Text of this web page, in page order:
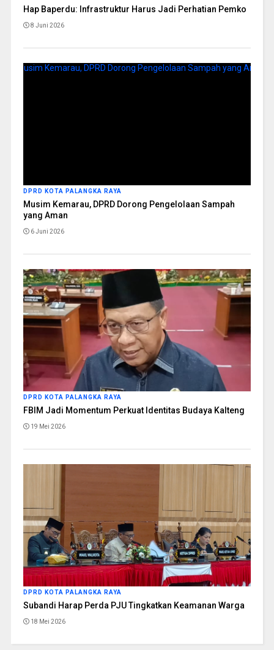
Hap Baperdu: Infrastruktur Harus Jadi Perhatian Pemko
8 Juni 2026
DPRD KOTA PALANGKA RAYA
Musim Kemarau, DPRD Dorong Pengelolaan Sampah
yang Aman
6 Juni 2026
DPRD KOTA PALANGKA RAYA
FBIM Jadi Momentum Perkuat Identitas Budaya Kalteng
19 Mei 2026
DPRD KOTA PALANGKA RAYA
Subandi Harap Perda PJU Tingkatkan Keamanan Warga
18 Mei 2026